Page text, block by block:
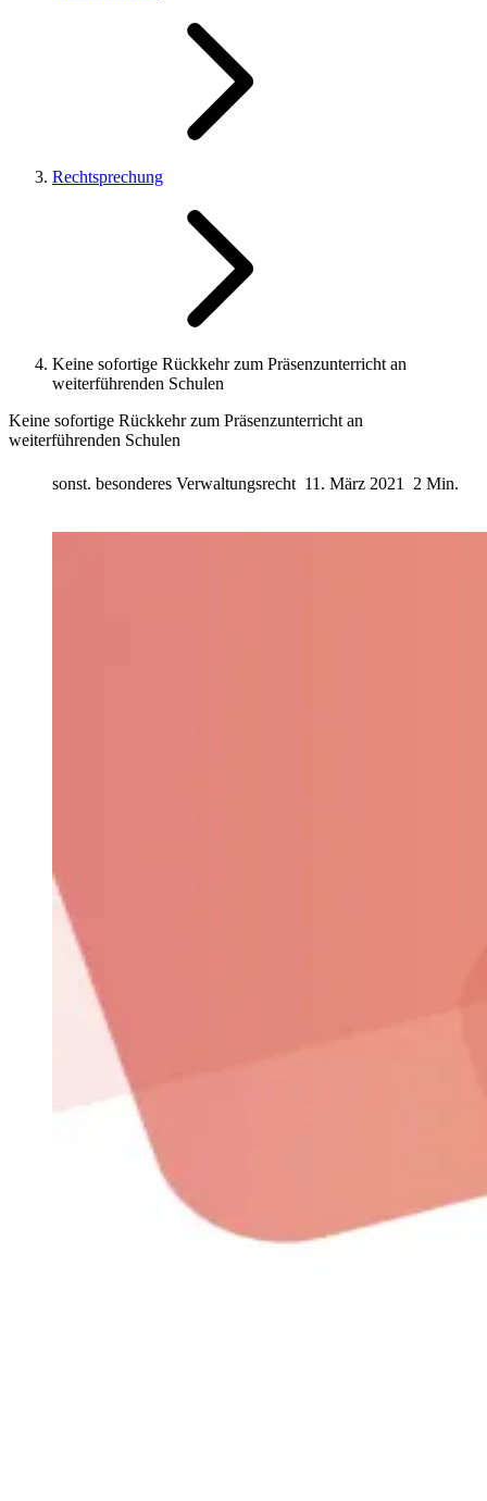
Rechtsprechung
Keine sofortige Rückkehr zum Präsenzunterricht an
weiterführenden Schulen
Keine sofortige Rückkehr zum Präsenzunterricht an
weiterführenden Schulen
sonst. besonderes Verwaltungsrecht 11. März 2021 2 Min.